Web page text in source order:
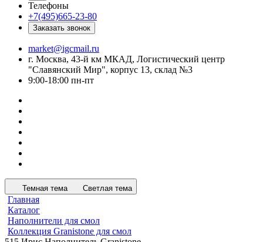
Телефоны
+7(495)665-23-80
Заказать звонок
market@igcmail.ru
г. Москва, 43-й км МКАД, Логистический центр
"Славянский Мир", корпус 13, склад №3
9:00-18:00 пн-пт
Темная тема Светлая тема
Главная
Каталог
Наполнители для смол
Коллекция Granistone для смол